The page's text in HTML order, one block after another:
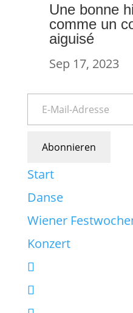
Une bonne
comme un
aiguisé
Sep 17, 2023
Abonnieren
Start
Danse
Wiener
Konzert